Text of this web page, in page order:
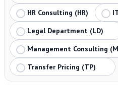
HR Consulting (HR)
Legal Department (LD)
Management Consulting
Transfer Pricing (TP)